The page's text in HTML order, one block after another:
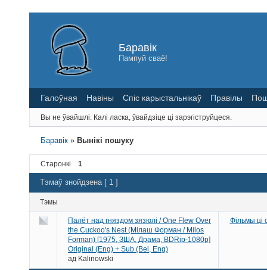
Баравік
Пампуй сваё!
Галоўная Навіны Спіс карыстальнікаў Правілы
Вы не ўвайшлі. Калі ласка, ўвайдзіце ці зарэгіструйцеся.
Баравік » Вынікі пошуку
Старонкі 1
Тэмаў знойдзена [ 1 ]
Тэмы
Палёт над гняздом зязюлі / One Flew Over
the Cuckoo's Nest (Мілаш Форман / Milos
Forman) [1975, ЗША, Драма, BDRip-1080p]
Original (Eng) + Sub (Bel, Eng)
ад Kalinowski
Фільмы ці